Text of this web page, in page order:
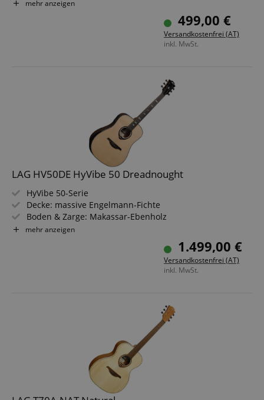
mehr anzeigen
499,00 €
Versandkostenfrei (AT)
inkl. MwSt.
LAG HV50DE HyVibe 50 Dreadnought
HyVibe 50-Serie
Decke: massive Engelmann-Fichte
Boden & Zarge: Makassar-Ebenholz
Griffbrett/Hals: Black Brankowood / Khaya
mehr anzeigen
1.499,00 €
Versandkostenfrei (AT)
inkl. MwSt.